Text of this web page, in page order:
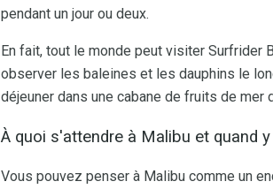
pendant un jour ou deux.
En fait, tout le monde peut visiter Surfrider
observer les baleines et les dauphins le
déjeuner dans une cabane de fruits de mer
À quoi s'attendre à Malibu et quand
Vous pouvez penser à Malibu comme un